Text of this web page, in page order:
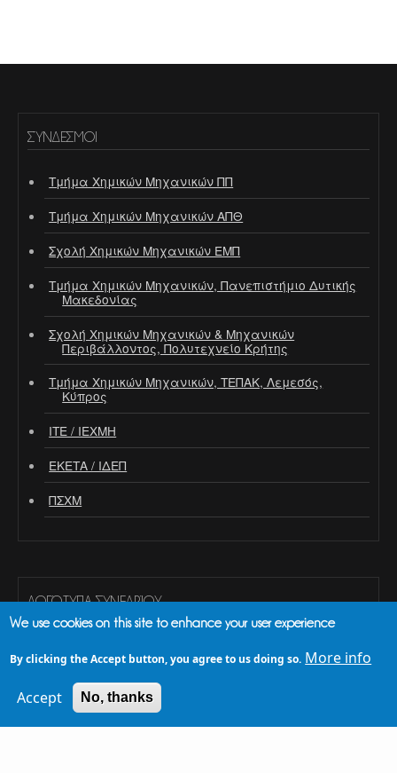
ΣΎΝΔΕΣΜΟΙ
Τμήμα Χημικών Μηχανικών ΠΠ
Τμήμα Χημικών Μηχανικών ΑΠΘ
Σχολή Χημικών Μηχανικών ΕΜΠ
Τμήμα Χημικών Μηχανικών, Πανεπιστήμιο Δυτικής
Μακεδονίας
Σχολή Χημικών Μηχανικών & Μηχανικών
Περιβάλλοντος, Πολυτεχνείο Κρήτης
Τμήμα Χημικών Μηχανικών, ΤΕΠΑΚ, Λεμεσός,
Κύπρος
ΙΤΕ / ΙΕΧΜΗ
ΕΚΕΤΑ / ΙΔΕΠ
ΠΣΧΜ
ΛΟΓΌΤΥΠΑ ΣΥΝΕΔΡΊΟΥ
Dark (light background)
Dark - Light font color (light background)
We use cookies on this site to enhance your user experience
By clicking the Accept button, you agree to us doing so. More info
Accept No, thanks